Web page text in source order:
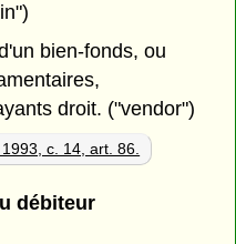
bien-fonds, ou
droit. ("vendor")
c. 14, art. 86.
débiteur